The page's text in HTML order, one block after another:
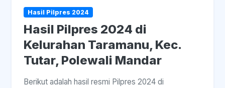
Hasil Pilpres 2024
Hasil Pilpres 2024 di
Kelurahan Taramanu, Kec.
Tutar, Polewali Mandar
Berikut adalah hasil resmi Pilpres 2024 di